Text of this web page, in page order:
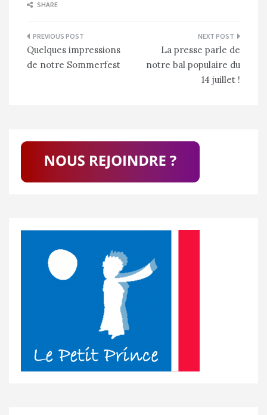
SHARE
Navigation
de
Quelques impressions
de notre Sommerfest
La presse parle de
notre bal populaire du
14 juillet !